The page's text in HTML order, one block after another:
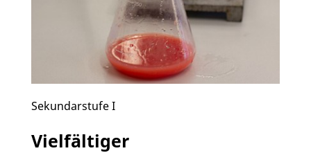
Sekundarstufe I
Vielfältiger